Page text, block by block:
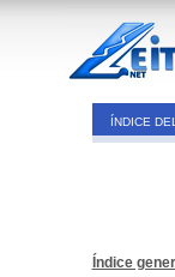
ÍNDICE
Índice